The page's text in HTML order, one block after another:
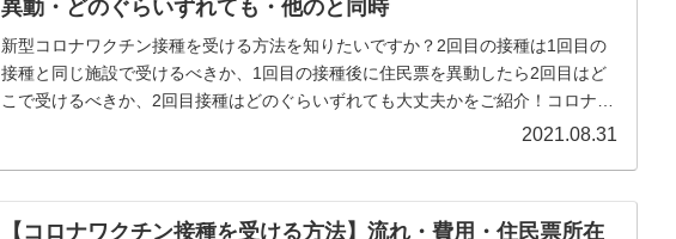
異動・どのぐらいずれても・他のと同時
新型コロナワクチン接種を受ける方法を知りたいですか？2回目の接種は1回目の
接種と同じ施設で受けるべきか、1回目の接種後に住民票を異動したら2回目はど
こで受けるべきか、2回目接種はどのぐらいずれても大丈夫かをご紹介！コロナワ
2021.08.31
【コロナワクチン接種を受ける方法】流れ・費用・住民票所在